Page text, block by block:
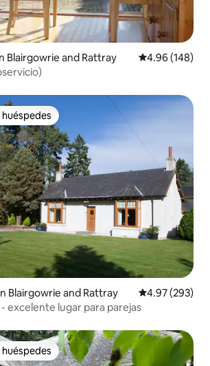
Blairgowrie and Rattray Calificación
4.96 (148)
Favorito entre huéspedes
Blairgowrie and Rattray Calificación
4.97 (293)
excelente lugar para parejas
Favorito entre huéspedes